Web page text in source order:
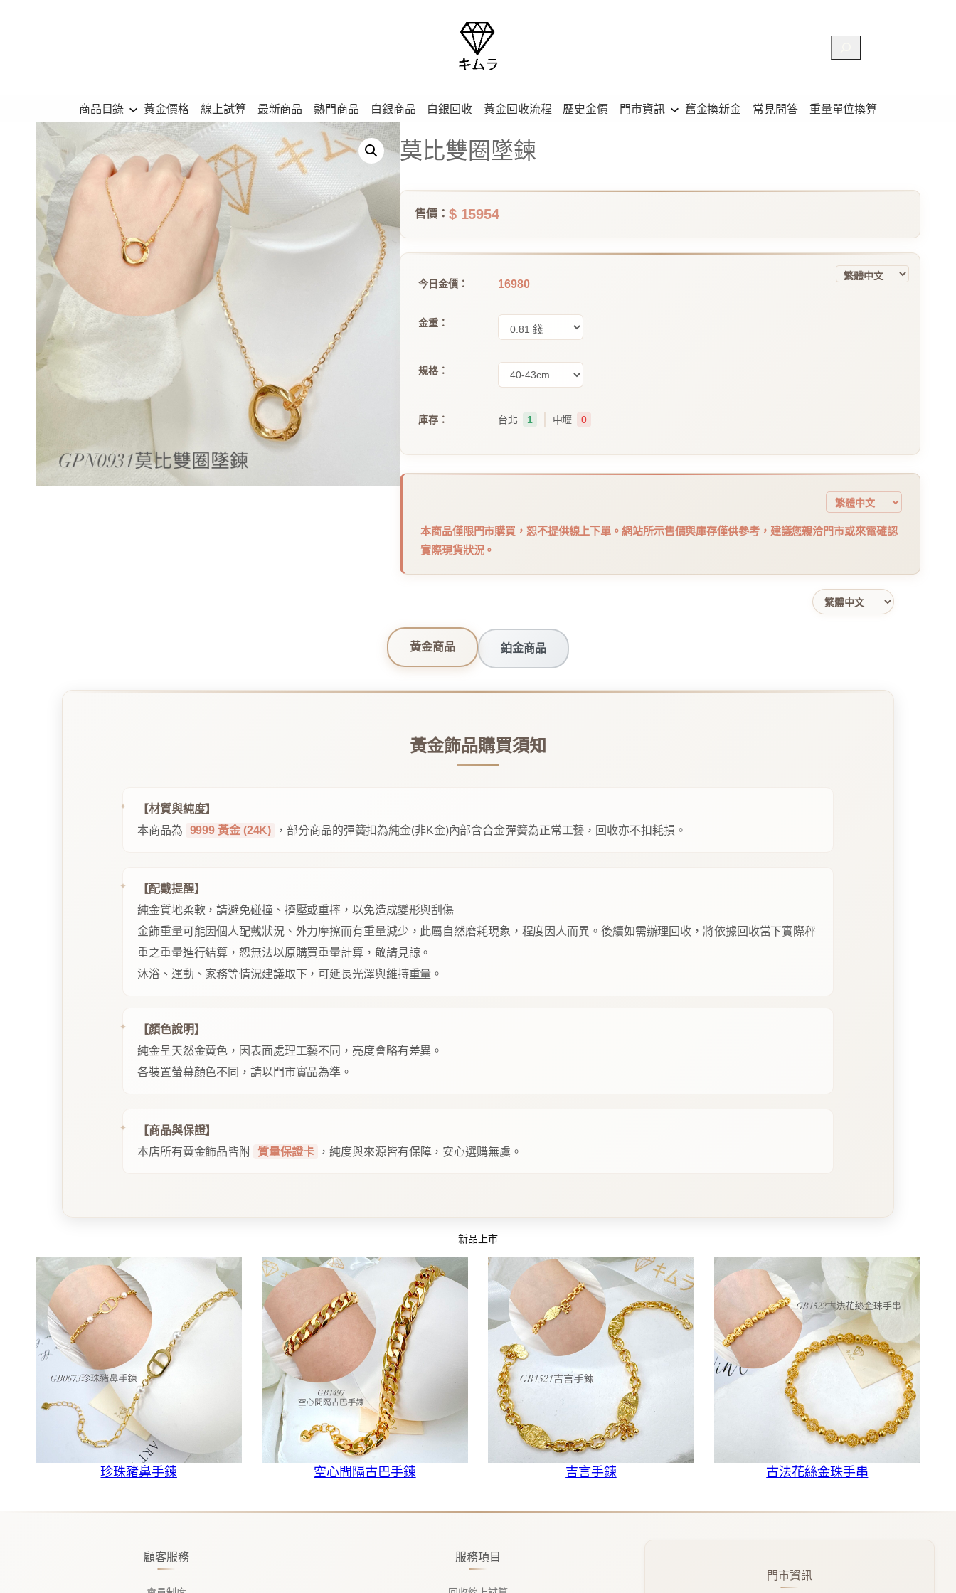
尋
商品目錄 黃金價格 線上試算 最新商品 熱門商品 白銀商品 白銀回收 黃金回收流程 歷史金價 門市資訊 舊金換新金 常見問答 重量單位換算
莫比雙圈墜鍊
售價： $ 15954
今日金價： 16980
金重：
規格：
庫存： 台北 1 中壢 0
本商品僅限門市購買，恕不提供線上下單。網站所示售價與庫存僅供參考，建議您親洽門市或來電確認
實際現貨狀況。
黃金商品 鉑金商品
黃金飾品購買須知
【材質與純度】
本商品為
9999 黃金 (24K) ，部分商品的彈簧扣為純金(非K金)內部含合金彈簧為正常工藝，回收亦不扣耗損。
【配戴提醒】
純金質地柔軟，請避免碰撞、擠壓或重摔，以免造成變形與刮傷
金飾重量可能因個人配戴狀況、外力摩擦而有重量減少，此屬自然磨耗現象，程度因人而異。後續如需辦理回收，將依據回收當下實際秤
重之重量進行結算，恕無法以原購買重量計算，敬請見諒。
沐浴、運動、家務等情況建議取下，可延長光澤與維持重量。
【顏色說明】
純金呈天然金黃色，因表面處理工藝不同，亮度會略有差異。
各裝置螢幕顏色不同，請以門市實品為準。
【商品與保證】
本店所有黃金飾品皆附 質量保證卡 ，純度與來源皆有保障，安心選購無虞。
新品上市
珍珠豬鼻手鍊 空心間隔古巴手鍊 吉言手鍊 古法花絲金珠手串
顧客服務 服務項目
門市資訊